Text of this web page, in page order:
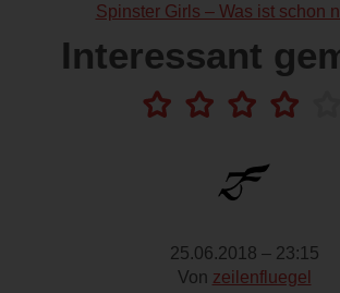
Spinster Girls – Was ist schon
Interessant
25.06.2018 – 23:15
Von zeilenfluegel